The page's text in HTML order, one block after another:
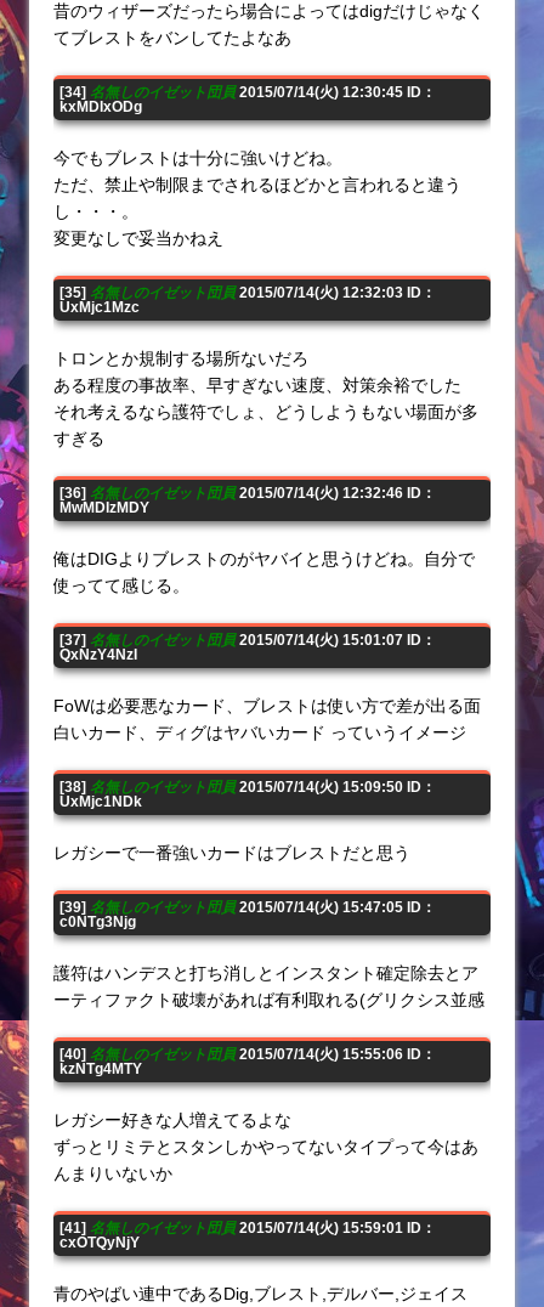
昔のウィザーズだったら場合によってはdigだけじゃなく
てブレストをバンしてたよなあ
[34] 名無しのイゼット団員2015/07/14(火) 12:30:45 ID：
kxMDIxODg
今でもブレストは十分に強いけどね。
ただ、禁止や制限までされるほどかと言われると違う
し・・・。
変更なしで妥当かねえ
[35] 名無しのイゼット団員2015/07/14(火) 12:32:03 ID：
UxMjc1Mzc
トロンとか規制する場所ないだろ
ある程度の事故率、早すぎない速度、対策余裕でした
それ考えるなら護符でしょ、どうしようもない場面が多
すぎる
[36] 名無しのイゼット団員2015/07/14(火) 12:32:46 ID：
MwMDIzMDY
俺はDIGよりブレストのがヤバイと思うけどね。自分で
使ってて感じる。
[37] 名無しのイゼット団員2015/07/14(火) 15:01:07 ID：
QxNzY4NzI
FoWは必要悪なカード、ブレストは使い方で差が出る面
白いカード、ディグはヤバいカード っていうイメージ
[38] 名無しのイゼット団員2015/07/14(火) 15:09:50 ID：
UxMjc1NDk
レガシーで一番強いカードはブレストだと思う
[39] 名無しのイゼット団員2015/07/14(火) 15:47:05 ID：
c0NTg3Njg
護符はハンデスと打ち消しとインスタント確定除去とア
ーティファクト破壊があれば有利取れる(グリクシス並感
[40] 名無しのイゼット団員2015/07/14(火) 15:55:06 ID：
kzNTg4MTY
レガシー好きな人増えてるよな
ずっとリミテとスタンしかやってないタイプって今はあ
んまりいないか
[41] 名無しのイゼット団員2015/07/14(火) 15:59:01 ID：
cxOTQyNjY
青のやばい連中であるDig,ブレスト,デルバー,ジェイス